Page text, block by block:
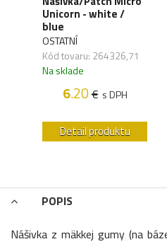
Unicorn - white /
blue
OSTATNÍ
Kód tovaru: 264326,71
Na sklade
6.20€ s DPH
Detail produktu
POPIS
Nášivka z mäkkej gumy (na